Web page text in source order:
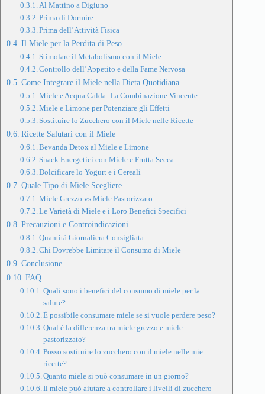
Al Mattino a Digiuno
Prima di Dormire
Prima dell’Attività Fisica
Il Miele per la Perdita di Peso
Stimolare il Metabolismo con il Miele
Controllo dell’Appetito e della Fame Nervosa
Come Integrare il Miele nella Dieta Quotidiana
Miele e Acqua Calda: La Combinazione Vincente
Miele e Limone per Potenziare gli Effetti
Sostituire lo Zucchero con il Miele nelle Ricette
Ricette Salutari con il Miele
Bevanda Detox al Miele e Limone
Snack Energetici con Miele e Frutta Secca
Dolcificare lo Yogurt e i Cereali
Quale Tipo di Miele Scegliere
Miele Grezzo vs Miele Pastorizzato
Le Varietà di Miele e i Loro Benefici Specifici
Precauzioni e Controindicazioni
Quantità Giornaliera Consigliata
Chi Dovrebbe Limitare il Consumo di Miele
Conclusione
FAQ
Quali sono i benefici del consumo di miele per la
salute?
È possibile consumare miele se si vuole perdere peso?
Qual è la differenza tra miele grezzo e miele
pastorizzato?
Posso sostituire lo zucchero con il miele nelle mie
ricette?
Quanto miele si può consumare in un giorno?
Il miele può aiutare a controllare i livelli di zucchero